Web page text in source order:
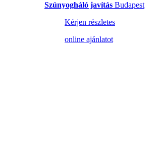
Szúnyogháló javítás Budapest
Kérjen részletes
online ajánlatot